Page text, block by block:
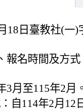
18日臺教社(一)
報名時間及方
3月至115年2月
自114年2月12